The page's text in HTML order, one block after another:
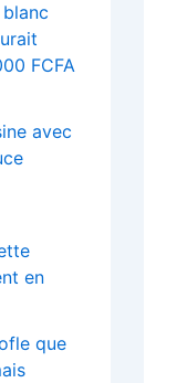
FCFA
avec
en
que